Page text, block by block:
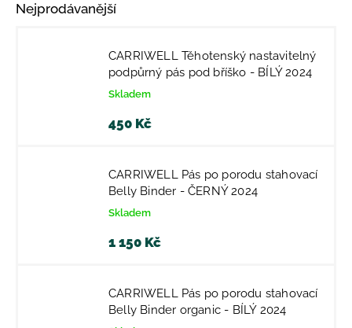
Nejprodávanější
CARRIWELL Těhotenský nastavitelný
podpůrný pás pod bříško - BÍLÝ 2024
Skladem
450 Kč
CARRIWELL Pás po porodu stahovací
Belly Binder - ČERNÝ 2024
Skladem
1 150 Kč
CARRIWELL Pás po porodu stahovací
Belly Binder organic - BÍLÝ 2024